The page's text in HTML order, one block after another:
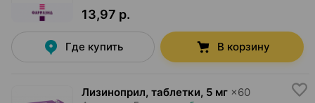
13,97 р.
Где купить В корзину
Лизиноприл, таблетки, 5 мг ×60